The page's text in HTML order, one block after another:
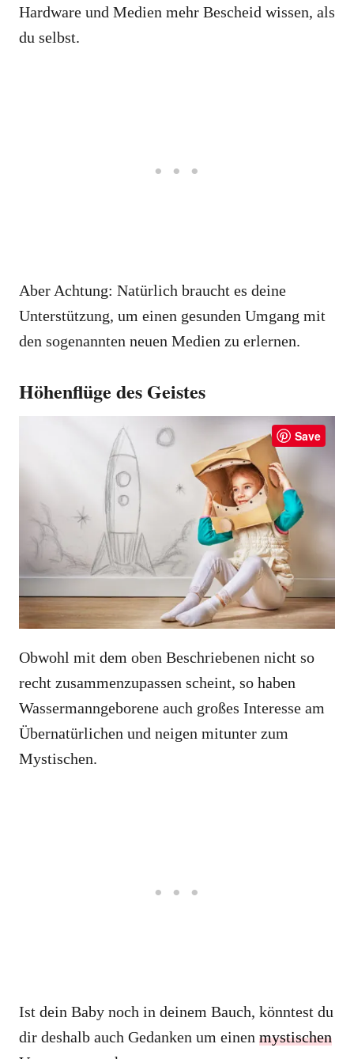
Hardware und Medien mehr Bescheid wissen, als
du selbst.
Aber Achtung: Natürlich braucht es deine
Unterstützung, um einen gesunden Umgang mit
den sogenannten neuen Medien zu erlernen.
Höhenflüge des Geistes
Save
Obwohl mit dem oben Beschriebenen nicht so
recht zusammenzupassen scheint, so haben
Wassermanngeborene auch großes Interesse am
Übernatürlichen und neigen mitunter zum
Mystischen.
Ist dein Baby noch in deinem Bauch, könntest du
dir deshalb auch Gedanken um einen mystischen